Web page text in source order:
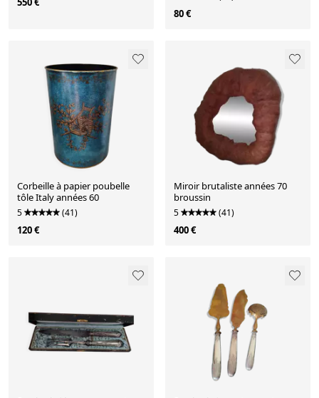
80 €
Corbeille à papier poubelle
tôle Italy années 60
5 (41)
120 €
Miroir brutaliste années 70
broussin
5 (41)
400 €